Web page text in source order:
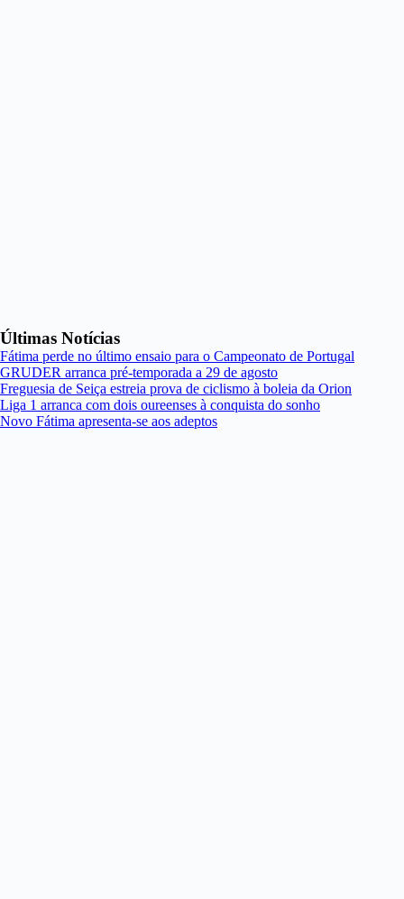
Últimas Notícias
Fátima perde no último ensaio para o Campeonato de Portugal
GRUDER arranca pré-temporada a 29 de agosto
Freguesia de Seiça estreia prova de ciclismo à boleia da Orion
Liga 1 arranca com dois oureenses à conquista do sonho
Novo Fátima apresenta-se aos adeptos